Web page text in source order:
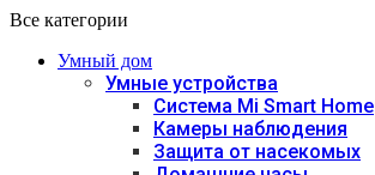
Все категории
Умный дом
Умные устройства
Система Mi Smart Home
Камеры наблюдения
Защита от насекомых